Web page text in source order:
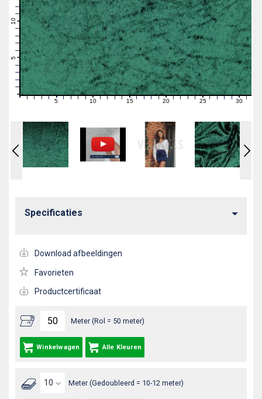
3
8
10
11
12
0 1 2 3 4 5 6 7 891011121314 15161718192021222324252627282930 31
Meter (Rol = 50 meter)
Winkelwagen Alle Kleuren
Meter (Gedoubleerd = 10-12 meter)
Specificaties
Download afbeeldingen
Favorieten
Productcertificaat